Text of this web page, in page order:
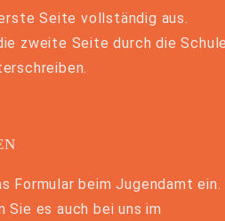
Seite vollständig aus.
zweite Seite durch die
Formular beim Jugendamt ein.
Sie es auch bei uns im